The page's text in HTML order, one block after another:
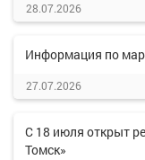
28.07.2026
Информация по
27.07.2026
С 18 июля открыт
Томск»